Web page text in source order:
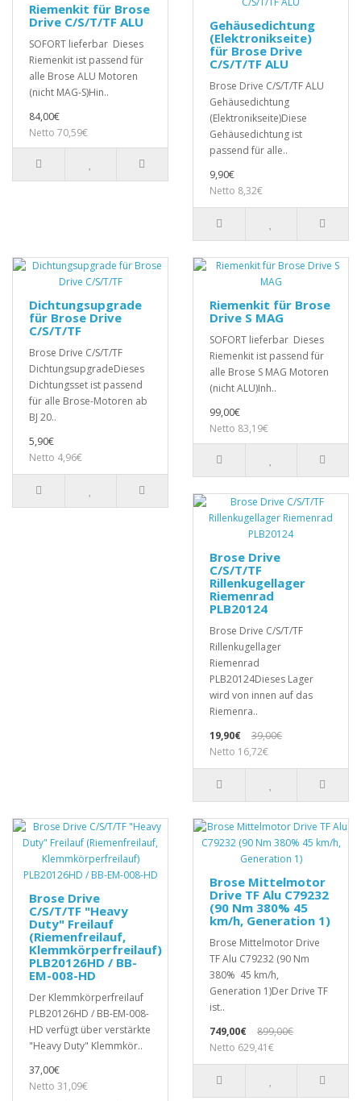
Riemenkit für Brose
Drive C/S/T/TF ALU
SOFORT lieferbar Dieses
Riemenkit ist passend für
alle Brose ALU Motoren
(nicht MAG-S)Hin..
84,00€
Netto 70,59€
Gehäusedichtung
(Elektronikseite)
für Brose Drive
C/S/T/TF ALU
Brose Drive C/S/T/TF ALU
Gehäusedichtung
(Elektronikseite)Diese
Gehäusedichtung ist
passend für alle..
9,90€
Netto 8,32€
Dichtungsupgrade
für Brose Drive
C/S/T/TF
Brose Drive C/S/T/TF
DichtungsupgradeDieses
Dichtungsset ist passend
für alle Brose-Motoren ab
BJ 20..
5,90€
Netto 4,96€
Riemenkit für Brose
Drive S MAG
SOFORT lieferbar Dieses
Riemenkit ist passend für
alle Brose S MAG Motoren
(nicht ALU)Inh..
99,00€
Netto 83,19€
Brose Drive
C/S/T/TF
Rillenkugellager
Riemenrad
PLB20124
Brose Drive C/S/T/TF
Rillenkugellager
Riemenrad
PLB20124Dieses Lager
wird von innen auf das
Riemenra..
19,90€
39,00€
Netto 16,72€
Brose Drive
C/S/T/TF "Heavy
Duty" Freilauf
(Riemenfreilauf,
Klemmkörperfreilauf)
PLB20126HD / BB-
EM-008-HD
Der Klemmkörperfreilauf
PLB20126HD / BB-EM-008-
HD verfügt über verstärkte
"Heavy Duty" Klemmkör..
37,00€
Netto 31,09€
Brose Mittelmotor
Drive TF Alu C79232
(90 Nm 380% 45
km/h, Generation 1)
Brose Mittelmotor Drive
TF Alu C79232 (90 Nm
380% 45 km/h,
Generation 1)Der Drive TF
ist..
749,00€
899,00€
Netto 629,41€